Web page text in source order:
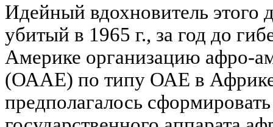
Идейный вдохновитель
убитый в 1965 г., за год до
Америке организацию афро-
(ОААЕ) по типу ОАЕ в
предполагалось